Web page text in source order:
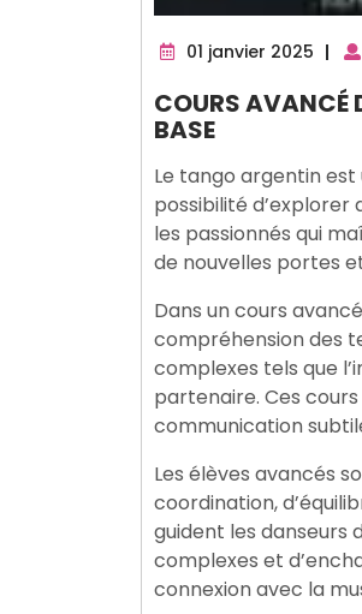
01 janvier 2025 01|
COURS AVANCÉ
BASE
Le tango argentin
possibilité
les passionnés qui
de nouvelles portes
Dans un cours
compréhension des
complexes tels que
partenaire. Ces
communication
Les élèves avancés
coordination,
guident les danseurs
complexes et
connexion avec la